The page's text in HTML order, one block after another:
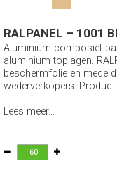
RALPANEL – 1001
Aluminium composiet
aluminium toplagen.
beschermfolie en mede
wederverkopers.
Lees meer...